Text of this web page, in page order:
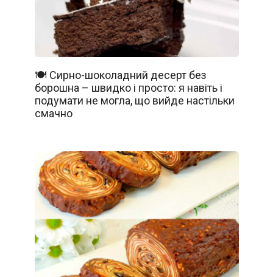
🍽️ Сирно-шоколадний десерт без
борошна – швидко і просто: я навіть і
подумати не могла, що вийде настільки
смачно